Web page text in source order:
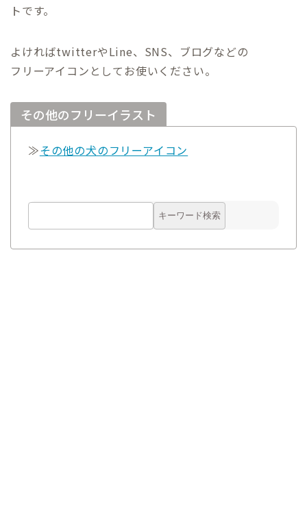
トです。
よければtwitterやLine、SNS、ブログなどの
フリーアイコンとしてお使いください。
その他のフリーイラスト
≫その他の犬のフリーアイコン